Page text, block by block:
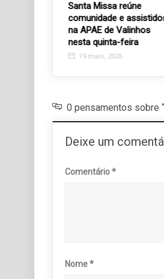
Santa Missa reúne
comunidade e assistidos
na APAE de Valinhos
nesta quinta-feira
19 maio, 2026
0 pensamentos sobre
Deixe um
Comentário*
Nome*